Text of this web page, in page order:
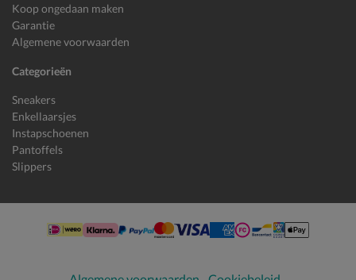
Koop ongedaan maken
Garantie
Algemene voorwaarden
Categorieën
Sneakers
Enkellaarsjes
Instapschoenen
Pantoffels
Slippers